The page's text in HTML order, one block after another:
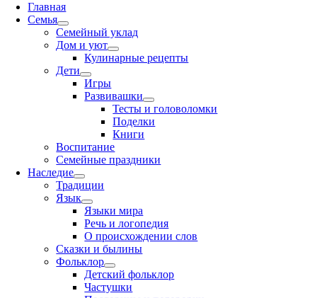
Главная
Семья
Семейный уклад
Дом и уют
Кулинарные рецепты
Дети
Игры
Развивашки
Тесты и головоломки
Поделки
Книги
Воспитание
Семейные праздники
Наследие
Традиции
Язык
Языки мира
Речь и логопедия
О происхождении слов
Сказки и былины
Фольклор
Детский фольклор
Частушки